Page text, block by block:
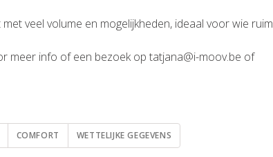
veel volume en mogelijkheden, ideaal voor wie ruim
meer info of een bezoek op tatjana@i-moov.be of
COMFORT WETTELIJKE GEGEVENS